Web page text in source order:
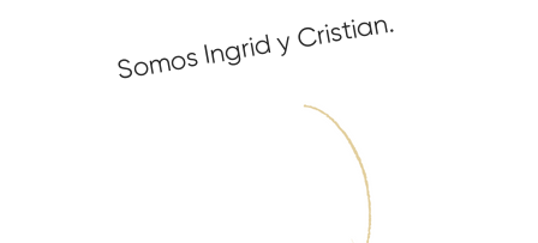
Somos Ingrid y Cristian.